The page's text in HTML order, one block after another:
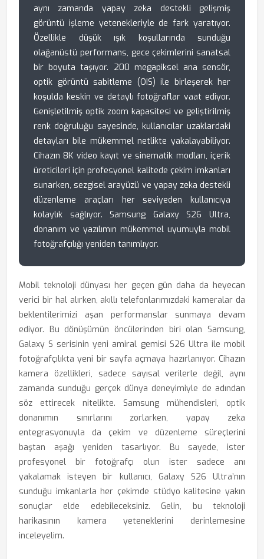
aynı zamanda yapay zeka destekli gelişmiş
görüntü işleme yetenekleriyle de fark yaratıyor.
Özellikle düşük ışık koşullarında sunduğu
olağanüstü performans, gece çekimlerini sanatsal
bir boyuta taşıyor. 200 megapiksel ana sensör,
optik görüntü sabitleme (OIS) ile birleşerek her
koşulda keskin ve detaylı fotoğraflar vaat ediyor.
Genişletilmiş optik zoom kapasitesi ve geliştirilmiş
renk doğruluğu sayesinde, kullanıcılar uzaklardaki
detayları bile mükemmel netlikte yakalayabiliyor.
Cihazın 8K video kayıt ve sinematik modları, içerik
üreticileri için profesyonel kalitede çekim imkanları
sunarken, sezgisel arayüzü ve yapay zeka destekli
düzenleme araçları her seviyeden kullanıcıya
kolaylık sağlıyor. Samsung Galaxy S26 Ultra,
donanım ve yazılımın mükemmel uyumuyla mobil
fotoğrafçılığı yeniden tanımlıyor.
Mobil teknoloji dünyası her geçen gün daha da heyecan
verici bir hal alırken, akıllı telefonlarımızdaki kameralar da
beklentilerimizi aşan performanslar sunmaya devam
ediyor. Bu dönüşümün öncülerinden biri olan Samsung,
Galaxy S serisinin yeni amiral gemisi S26 Ultra ile mobil
fotoğrafçılıkta yeni bir sayfa açmaya hazırlanıyor. Cihazın
kamera özellikleri, sadece sayısal verilerle değil, aynı
zamanda sunduğu gerçek dünya deneyimiyle de adından
söz ettirecek nitelikte. Samsung mühendisleri, optik
donanımın sınırlarını zorlarken, yapay zeka
entegrasyonuyla da çekim ve düzenleme süreçlerini
baştan aşağı yeniden tasarlıyor. Bu sayede, ister
profesyonel bir fotoğrafçı olun ister sadece anı
yakalamak isteyen bir kullanıcı, Galaxy S26 Ultra’nın
sunduğu imkanlarla her çekimde stüdyo kalitesine yakın
sonuçlar elde edebileceksiniz. Gelin, bu teknoloji
harikasının kamera yeteneklerini derinlemesine
inceleyelim.